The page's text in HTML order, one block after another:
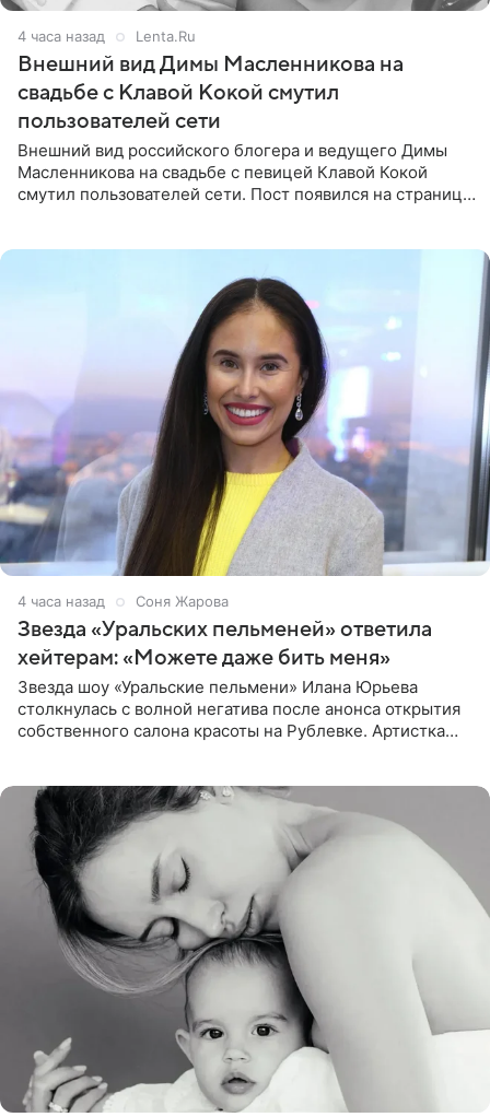
4 часа назад Lenta.Ru
Внешний вид Димы Масленникова на
свадьбе с Клавой Кокой смутил
пользователей сети
Внешний вид российского блогера и ведущего Димы
Масленникова на свадьбе с певицей Клавой Кокой
смутил пользователей сети. Пост появился на странице
4 часа назад Соня Жарова
Звезда «Уральских пельменей» ответила
хейтерам: «Можете даже бить меня»
Звезда шоу «Уральские пельмени» Илана Юрьева
столкнулась с волной негатива после анонса открытия
собственного салона красоты на Рублевке. Артистка